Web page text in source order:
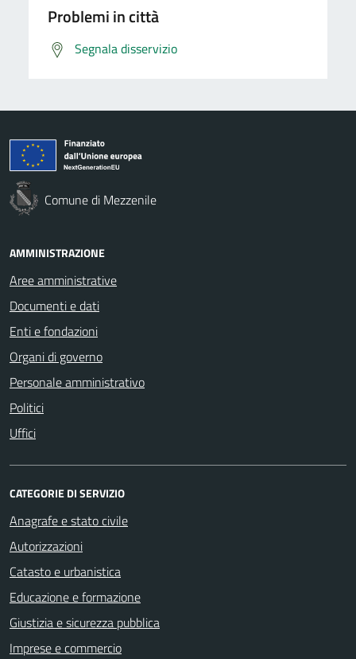
Problemi in città
Segnala disservizio
Comune di Mezzenile
AMMINISTRAZIONE
Aree amministrative
Documenti e dati
Enti e fondazioni
Organi di governo
Personale amministrativo
Politici
Uffici
CATEGORIE DI SERVIZIO
Anagrafe e stato civile
Autorizzazioni
Catasto e urbanistica
Educazione e formazione
Giustizia e sicurezza pubblica
Imprese e commercio